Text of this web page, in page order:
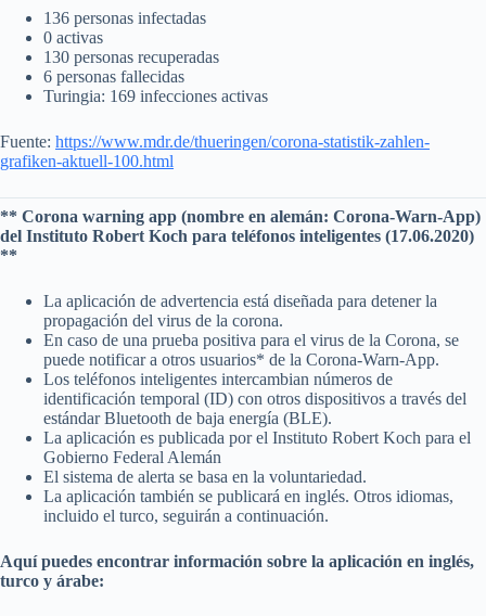
136 personas infectadas
0 activas
130 personas recuperadas
6 personas fallecidas
Turingia: 169 infecciones activas
Fuente: https://www.mdr.de/thueringen/corona-statistik-zahlen-
grafiken-aktuell-100.html
** Corona warning app (nombre en alemán: Corona-Warn-App)
del Instituto Robert Koch para teléfonos inteligentes (17.06.2020)
**
La aplicación de advertencia está diseñada para detener la
propagación del virus de la corona.
En caso de una prueba positiva para el virus de la Corona, se
puede notificar a otros usuarios* de la Corona-Warn-App.
Los teléfonos inteligentes intercambian números de
identificación temporal (ID) con otros dispositivos a través del
estándar Bluetooth de baja energía (BLE).
La aplicación es publicada por el Instituto Robert Koch para el
Gobierno Federal Alemán
El sistema de alerta se basa en la voluntariedad.
La aplicación también se publicará en inglés. Otros idiomas,
incluido el turco, seguirán a continuación.
Aquí puedes encontrar información sobre la aplicación en inglés,
turco y árabe: